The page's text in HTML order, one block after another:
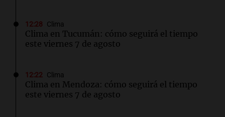
12:28 Clima
Clima en Tucumán: cómo seguirá el tiempo
este viernes 7 de agosto
12:22 Clima
Clima en Mendoza: cómo seguirá el tiempo
este viernes 7 de agosto